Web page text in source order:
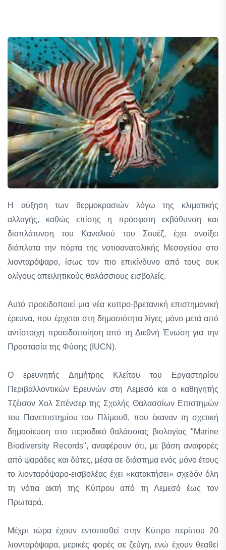
Η αύξηση των θερμοκρασιών λόγω της κλιματικής
αλλαγής, καθώς επίσης η πρόσφατη εκβάθυνση και
διαπλάτυνση του Καναλιού του Σουέζ, έχει ανοίξει
διάπλατα την πόρτα της νοτιοανατολικής Μεσογείου στο
λιονταρόψαρο, ίσως τον πιο επικίνδυνο από τους ουκ
ολίγους απειλητικούς θαλάσσιους εισβολείς.
Αυτό προειδοποιεί μια νέα κυπρο-βρετανική επιστημονική
έρευνα, που έρχεται στη δημοσιότητα λίγες μόνο μετά από
αντίστοιχη προειδοποίηση από τη Διεθνή Ένωση για την
Προστασία της Φύσης (IUCN).
Ο ερευνητής Δημήτρης Κλείτου του Εργαστηρίου
Περιβαλλοντικών Ερευνών στη Λεμεσό και ο καθηγητής
Τζέισον Χολ Σπένσερ της Σχολής Θαλασσίων Επιστημών
του Πανεπιστημίου του Πλίμουθ, που έκαναν τη σχετική
δημοσίευση στο περιοδικό θαλάσσιας βιολογίας "Marine
Biodiversity Records", αναφέρουν ότι, με βάση αναφορές
από ψαράδες και δύτες, μέσα σε διάστημα ενός μόνο έτους
το λιονταρόψαρο-εισβολέας έχει «κατακτήσει» σχεδόν όλη
τη νότια ακτή της Κύπρου από τη Λεμεσό έως τον
Πρωταρά.
Μέχρι τώρα έχουν εντοπισθεί στην Κύπρο περίπου 20
λιονταρόψαρα, μερικές φορές σε ζεύγη, ενώ έχουν θεαθεί